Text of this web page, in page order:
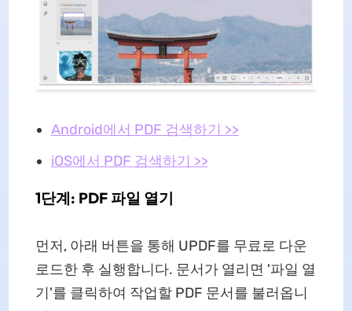
Android에서 PDF 검색하기 >>
iOS에서 PDF 검색하기 >>
1단계: PDF 파일 열기
먼저, 아래 버튼을 통해 UPDF를 무료로 다운
로드한 후 실행합니다. 문서가 열리면 '파일 열
기'를 클릭하여 작업할 PDF 문서를 불러옵니